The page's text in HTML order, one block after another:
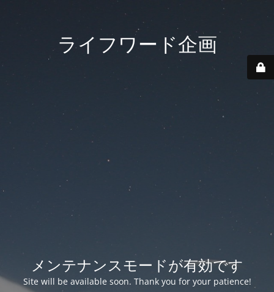
ライフワード企画
メンテナンスモードが有効です
Site will be available soon. Thank you for your patience!